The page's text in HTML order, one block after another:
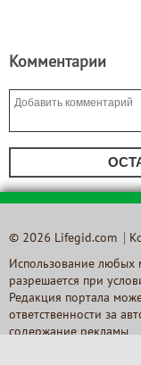
Комментарии
© 2026 Lifegid.com
Использование любых
разрешается при
Редакция портала
ответственности за
содержание рекламы